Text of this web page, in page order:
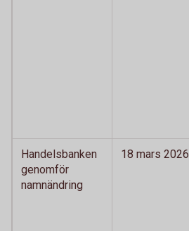
Handelsbanken
genomför
namnändring
18 mars 2026